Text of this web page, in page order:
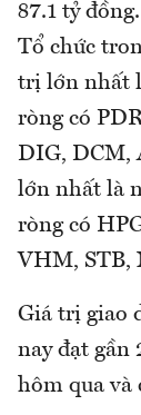
87.1 tỷ
Tổ chức
trị lớn nhất
ròng có
DIG, DCM,
lớn nhất là
ròng có
VHM, STB,
Giá trị giao
nay đạt gần
hôm qua và